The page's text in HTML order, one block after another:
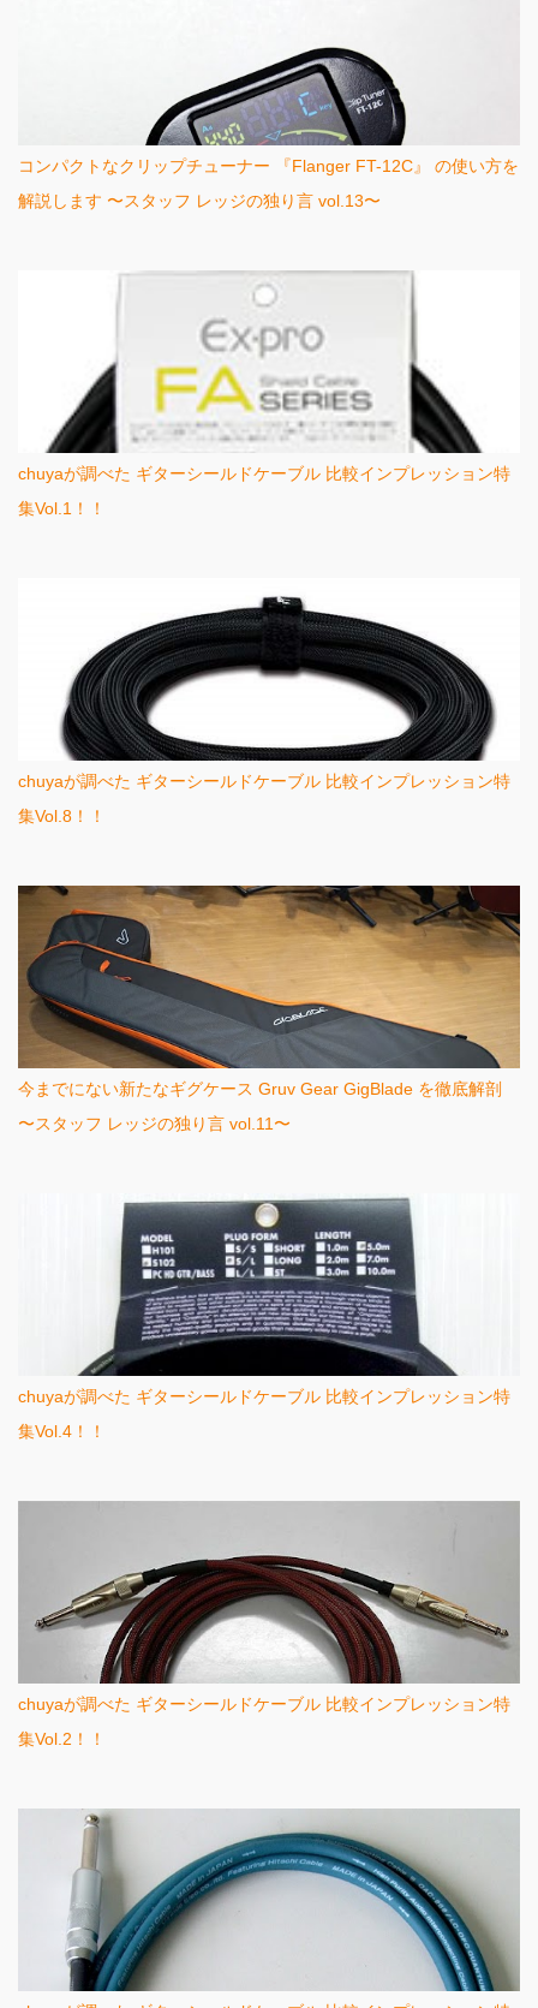
コンパクトなクリップチューナー 『Flanger FT-12C』 の使い方を
解説します 〜スタッフ レッジの独り言 vol.13〜
chuyaが調べた ギターシールドケーブル 比較インプレッション特
集Vol.1！！
chuyaが調べた ギターシールドケーブル 比較インプレッション特
集Vol.8！！
今までにない新たなギグケース Gruv Gear GigBlade を徹底解剖
〜スタッフ レッジの独り言 vol.11〜
chuyaが調べた ギターシールドケーブル 比較インプレッション特
集Vol.4！！
chuyaが調べた ギターシールドケーブル 比較インプレッション特
集Vol.2！！